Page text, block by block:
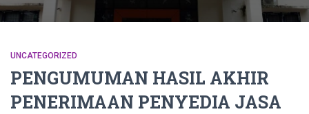
UNCATEGORIZED
PENGUMUMAN HASIL AKHIR
PENERIMAAN PENYEDIA JASA